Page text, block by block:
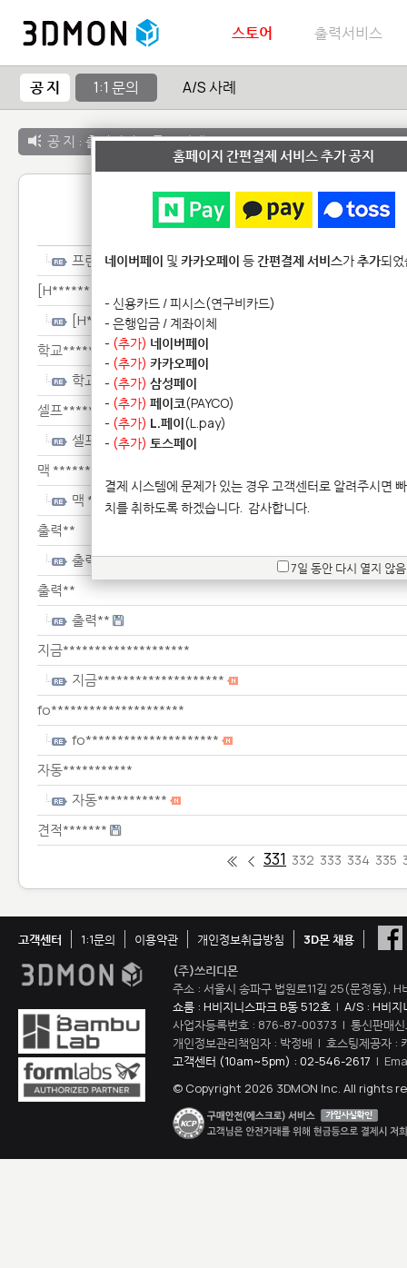
스토어 출력서비스
공 지 1:1 문의 A/S 사례
공 지 : 출력서비스 종료 안내
1:1 문
프린*
[H***********************************************
[H***********************************************
학교****************************
학교****************************
셀프*********************
셀프*********************
맥 *****************
맥 *****************
출력**
출력**
출력**
출력**
지금********************
지금********************
fo*********************
fo*********************
자동***********
자동***********
견적*******
331 332 333 334 335
고객센터 1:1문의 이용약관 개인정보취급방침
3D몬 채용
(주)쓰리디몬
주소 : 서울시 송파구 법원로11길 25(문정동),
쇼룸 : H비지니스파크 B동 512호 | A/S : H비지
사업자등록번호 : 876-87-00373 | 통신판매
개인정보관리책임자 : 박정배 | 호스팅제공자 :
고객센터 (10am~5pm) : 02-546-2617 |
© Copyright 2026 3DMON Inc. All rights
홈페이지 간편결제 서비스 추가 공지
네이버페이 및 카카오페이 등간편결제 서비스가추가되
- 신용카드 / 피시스(연구비카드)
- 은행입금 / 계좌이체
- (추가) 네이버페이
- (추가) 카카오페이
- (추가) 삼성페이
- (추가) 페이코(PAYCO)
- (추가) L.페이(L.pay)
- (추가) 토스페이
결제 시스템에 문제가 있는 경우 고객센터로 알려주시면
치를 취하도록 하겠습니다. 감사합니다.
7일 동안 다시 열지 않음